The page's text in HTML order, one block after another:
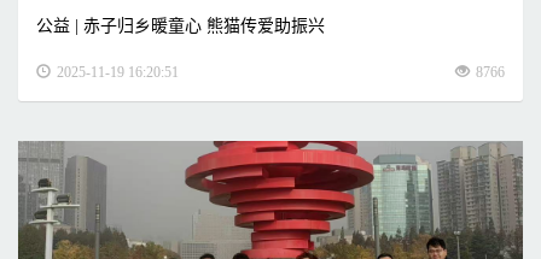
公益 | 赤子归乡暖童心 熊猫传爱助振兴
2025-11-19 16:20:51 8766